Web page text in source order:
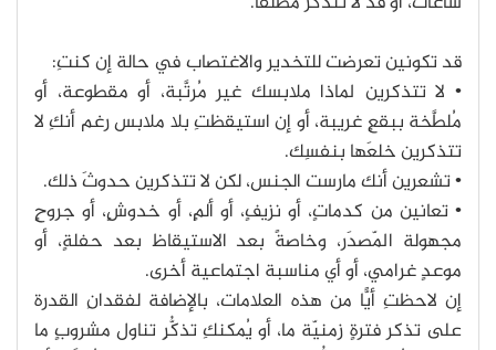
قد تكونين تعرضت للتخدير والاغتصاب في حالة إن كنتِ:
• لا تتذكرين لماذا ملابسك غير مُرتَّبة، أو مقطوعة، أو
مُلطَّخة ببقعٍ غريبة، أو إن استيقظتِ بلا ملابس رغم أنكِ لا
تتذكرين خلعَها بنفسِك.
• تشعرين أنك مارست الجنس، لكن لا تتذكرين حدوثَ ذلك.
• تعانين من كدماتٍ، أو نزيفٍ، أو ألمٍ، أو خدوشٍ، أو جروحٍ
مجهولة المّصدَر، وخاصةً بعد الاستيقاظ بعد حفلةٍ، أو
موعدٍ غرامي، أو أي مناسبة اجتماعية أخرى.
إن لاحظتِ أيًّا من هذه العلامات، بالإضافة لفقدانِ القدرة
على تذكر فترةٍ زمنيّة ما، أو يُمكنكِ تذكُّرِ تناول مشروبٍ ما